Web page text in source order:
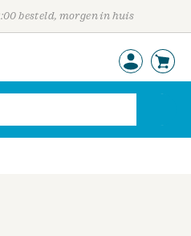
besteld, morgen in huis